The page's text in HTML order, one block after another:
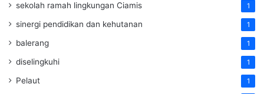
sekolah ramah lingkungan Ciamis 1
sinergi pendidikan dan kehutanan 1
balerang 1
diselingkuhi 1
Pelaut 1